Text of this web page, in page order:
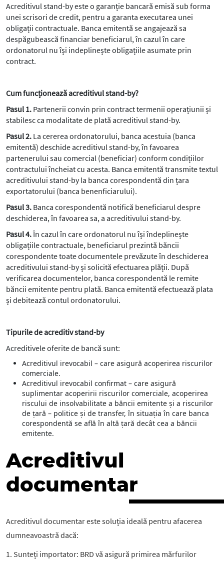
Acreditivul stand-by este o garanție bancară emisă sub forma
unei scrisori de credit, pentru a garanta executarea unei
obligații contractuale. Banca emitentă se angajează sa
despăgubească financiar beneficiarul, în cazul în care
ordonatorul nu își indeplinește obligațiile asumate prin
contract.
Cum funcționează acreditivul stand-by?
Pasul 1. Partenerii convin prin contract termenii operațiunii și
stabilesc ca modalitate de plată acreditivul stand-by.
Pasul 2. La cererea ordonatorului, banca acestuia (banca
emitentă) deschide acreditivul stand-by, în favoarea
partenerului sau comercial (beneficiar) conform condițiilor
contractului încheiat cu acesta. Banca emitentă transmite textul
acreditivului stand-by la banca corespondentă din țara
exportatorului (banca benenficiarului).
Pasul 3. Banca corespondentă notifică beneficiarul despre
deschiderea, în favoarea sa, a acreditivului stand-by.
Pasul 4.În cazul în care ordonatorul nu își îndeplinește
obligațiile contractuale, beneficiarul prezintă băncii
corespondente toate documentele prevăzute în deschiderea
acreditivului stand-by și solicită efectuarea plății. După
verificarea documentelor, banca corespondentă le remite
băncii emitente pentru plată. Banca emitentă efectuează plata
și debitează contul ordonatorului.
Tipurile de acreditiv stand-by
Acreditivele oferite de bancă sunt:
Acreditivul irevocabil – care asigură acoperirea riscurilor
comerciale.
Acreditivul irevocabil confirmat – care asigură
suplimentar acoperirii riscurilor comerciale, acoperirea
riscului de insolvabilitate a băncii emitente și a riscurilor
de țară – politice și de transfer, în situația în care banca
corespondentă se află în altă țară decât cea a băncii
emitente.
Acreditivul
documentar
Acreditivul documentar este soluția ideală pentru afacerea
dumneavoastră dacă:
1. Sunteți importator: BRD vă asigură primirea mărfurilor